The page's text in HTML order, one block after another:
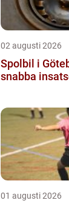
02 augusti 2026
Spolbil i
snabba
01 augusti 2026